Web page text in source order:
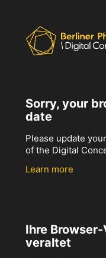
Sorry, your
date
Please update
of the Digital
Learn more
Ihre
veraltet